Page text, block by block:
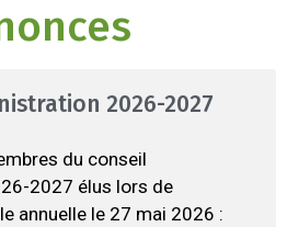
2026-2027
du conseil
2027 élus lors de
annuelle le 27 mai 2026 :